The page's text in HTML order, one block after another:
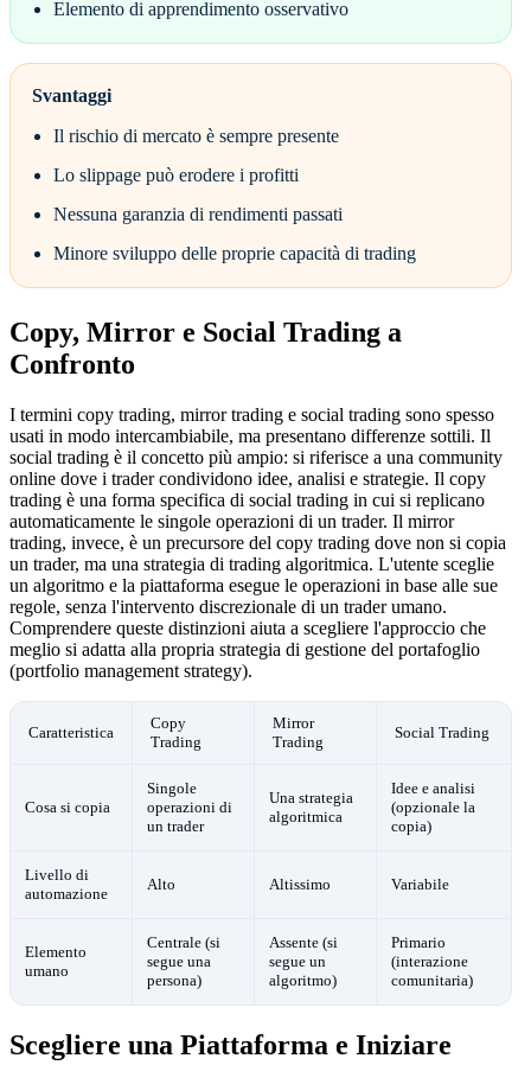
Elemento di apprendimento osservativo
Svantaggi
Il rischio di mercato è sempre presente
Lo slippage può erodere i profitti
Nessuna garanzia di rendimenti passati
Minore sviluppo delle proprie capacità di trading
Copy, Mirror e Social Trading a
Confronto
I termini copy trading, mirror trading e social trading sono spesso
usati in modo intercambiabile, ma presentano differenze sottili. Il
social trading è il concetto più ampio: si riferisce a una community
online dove i trader condividono idee, analisi e strategie. Il copy
trading è una forma specifica di social trading in cui si replicano
automaticamente le singole operazioni di un trader. Il mirror
trading, invece, è un precursore del copy trading dove non si copia
un trader, ma una strategia di trading algoritmica. L'utente sceglie
un algoritmo e la piattaforma esegue le operazioni in base alle sue
regole, senza l'intervento discrezionale di un trader umano.
Comprendere queste distinzioni aiuta a scegliere l'approccio che
meglio si adatta alla propria strategia di gestione del portafoglio
(portfolio management strategy).
Caratteristica
Copy
Trading
Mirror
Trading
Social Trading
Cosa si copia
Singole
operazioni di
un trader
Una strategia
algoritmica
Idee e analisi
(opzionale la
copia)
Livello di
automazione
Alto Altissimo Variabile
Elemento
umano
Centrale (si
segue una
persona)
Assente (si
segue un
algoritmo)
Primario
(interazione
comunitaria)
Scegliere una Piattaforma e Iniziare